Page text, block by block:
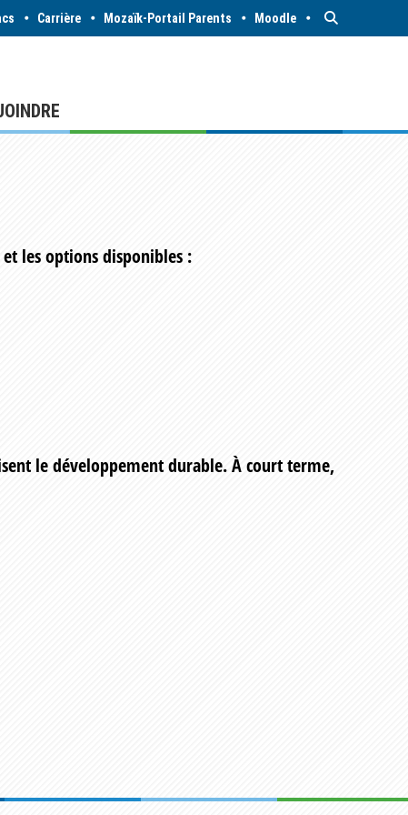
Carrière Mozaïk-Portail Parents Moodle
et les options disponibles :
le développement durable. À court terme,